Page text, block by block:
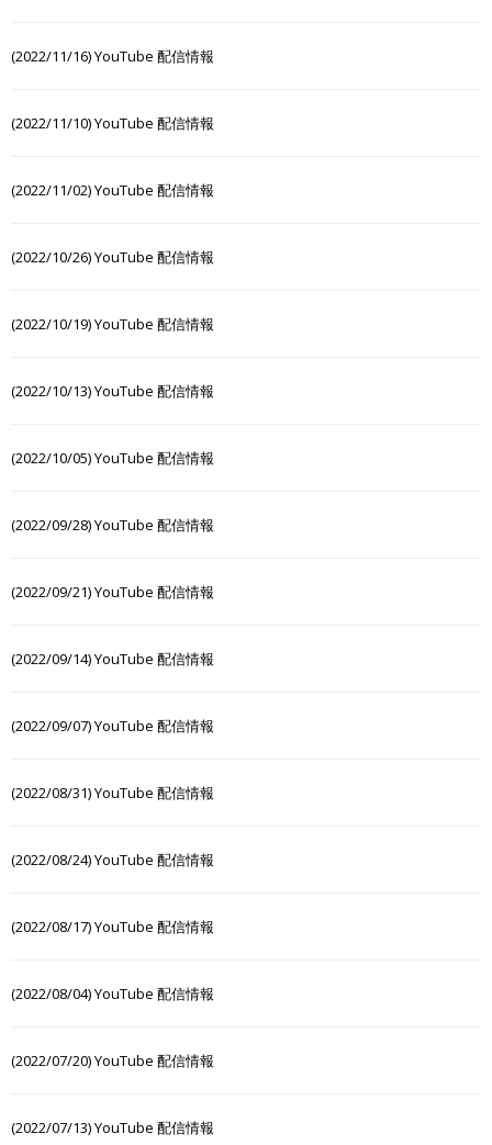
(2022/11/16) YouTube 配信情報
(2022/11/10) YouTube 配信情報
(2022/11/02) YouTube 配信情報
(2022/10/26) YouTube 配信情報
(2022/10/19) YouTube 配信情報
(2022/10/13) YouTube 配信情報
(2022/10/05) YouTube 配信情報
(2022/09/28) YouTube 配信情報
(2022/09/21) YouTube 配信情報
(2022/09/14) YouTube 配信情報
(2022/09/07) YouTube 配信情報
(2022/08/31) YouTube 配信情報
(2022/08/24) YouTube 配信情報
(2022/08/17) YouTube 配信情報
(2022/08/04) YouTube 配信情報
(2022/07/20) YouTube 配信情報
(2022/07/13) YouTube 配信情報